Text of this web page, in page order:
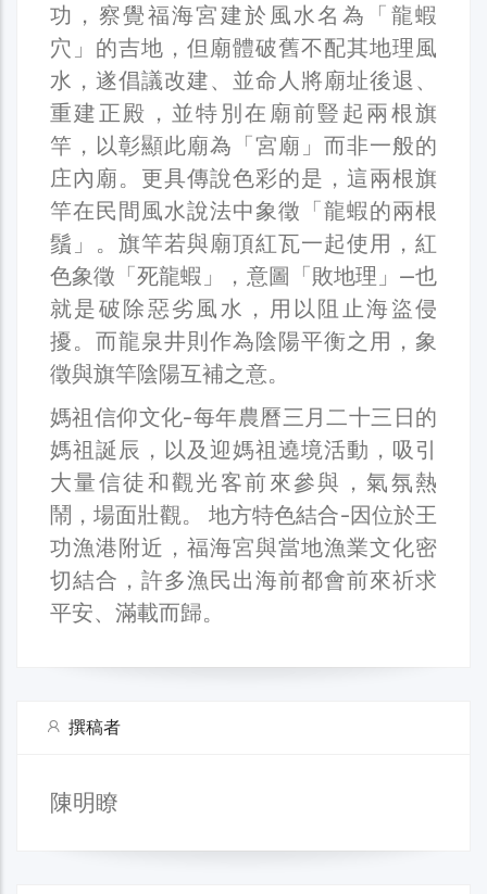
功，察覺福海宮建於風水名為「龍蝦
穴」的吉地，但廟體破舊不配其地理風
水，遂倡議改建、並命人將廟址後退、
重建正殿，並特別在廟前豎起兩根旗
竿，以彰顯此廟為「宮廟」而非一般的
庄內廟。更具傳說色彩的是，這兩根旗
竿在民間風水說法中象徵「龍蝦的兩根
鬚」。旗竿若與廟頂紅瓦一起使用，紅
色象徵「死龍蝦」，意圖「敗地理」—也
就是破除惡劣風水，用以阻止海盜侵
擾。而龍泉井則作為陰陽平衡之用，象
徵與旗竿陰陽互補之意。
媽祖信仰文化-每年農曆三月二十三日的
媽祖誕辰，以及迎媽祖遶境活動，吸引
大量信徒和觀光客前來參與，氣氛熱
鬧，場面壯觀。 地方特色結合-因位於王
功漁港附近，福海宮與當地漁業文化密
切結合，許多漁民出海前都會前來祈求
平安、滿載而歸。
撰稿者
陳明瞭